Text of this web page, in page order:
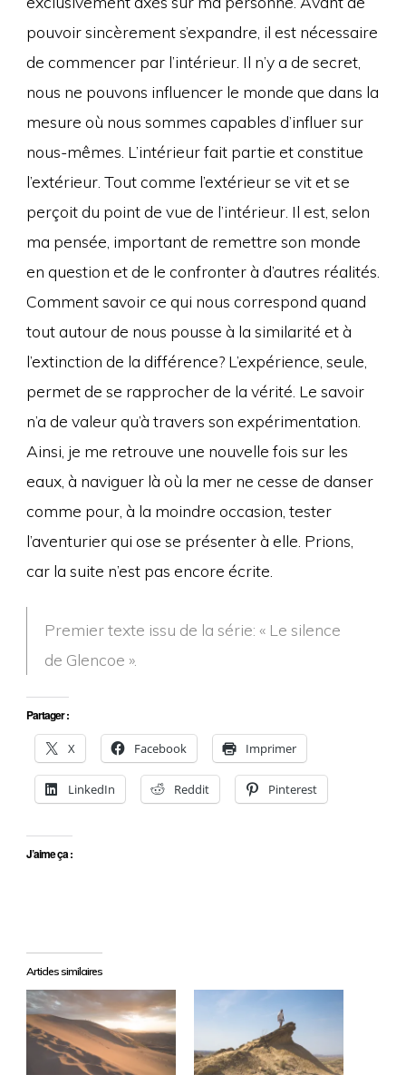
pouvoir sincèrement s’expandre, il est nécessaire
de commencer par l’intérieur. Il n’y a de secret,
nous ne pouvons influencer le monde que dans la
mesure où nous sommes capables d’influer sur
nous-mêmes. L’intérieur fait partie et constitue
l’extérieur. Tout comme l’extérieur se vit et se
perçoit du point de vue de l’intérieur. Il est, selon
ma pensée, important de remettre son monde
en question et de le confronter à d’autres réalités.
Comment savoir ce qui nous correspond quand
tout autour de nous pousse à la similarité et à
l’extinction de la différence? L’expérience, seule,
permet de se rapprocher de la vérité. Le savoir
n’a de valeur qu’à travers son expérimentation.
Ainsi, je me retrouve une nouvelle fois sur les
eaux, à naviguer là où la mer ne cesse de danser
comme pour, à la moindre occasion, tester
l’aventurier qui ose se présenter à elle. Prions,
car la suite n’est pas encore écrite.
Premier texte issu de la série: « Le silence
de Glencoe ».
Partager :
X Facebook Imprimer
LinkedIn Reddit Pinterest
J’aime ça :
Articles similaires